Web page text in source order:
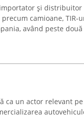
importator și
camioane, TIR-
având peste
ca un actor relevant